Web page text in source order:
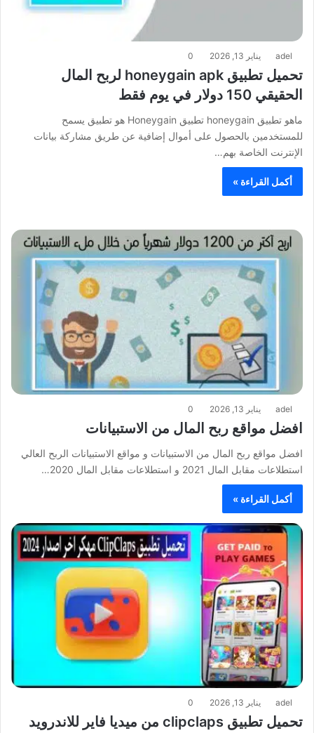
adel يناير 13, 2026 0
تحميل تطبيق honeygain apk لربح المال
الحقيقي 150 دولار في يوم فقط
ماهو تطبيق honeygain تطبيق Honeygain هو تطبيق يسمح
للمستخدمين بالحصول على أموال إضافية عن طريق مشاركة بيانات
الإنترنت الخاصة بهم…
أكمل القراءة »
adel يناير 13, 2026 0
افضل مواقع ربح المال من الاستبيانات
افضل مواقع ربح المال من الاستبيانات و مواقع الاستبيانات الربح العالي
استطلاعات مقابل المال 2021 و استطلاعات مقابل المال 2020…
أكمل القراءة »
adel يناير 13, 2026 0
تحميل تطبيق clipclaps من ميديا فاير للاندرويد